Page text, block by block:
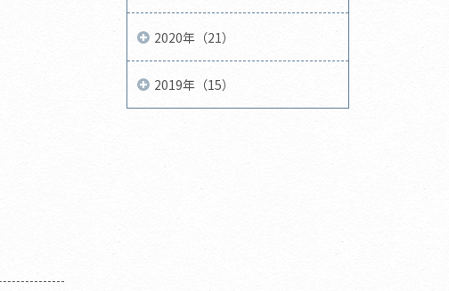
2020年（21）
2019年（15）